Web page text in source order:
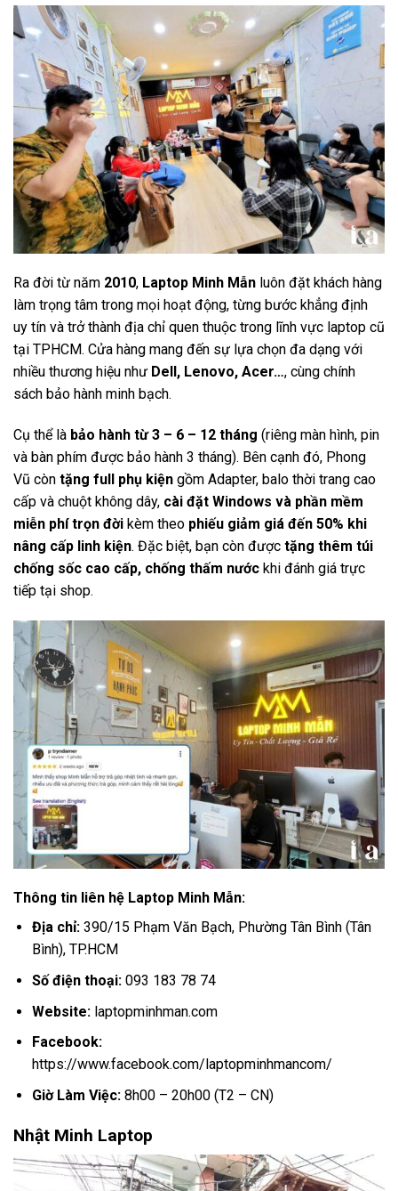
Ra đời từ năm 2010, Laptop Minh Mẫn luôn đặt khách hàng
làm trọng tâm trong mọi hoạt động, từng bước khẳng định
uy tín và trở thành địa chỉ quen thuộc trong lĩnh vực laptop cũ
tại TPHCM. Cửa hàng mang đến sự lựa chọn đa dạng với
nhiều thương hiệu như Dell, Lenovo, Acer…, cùng chính
sách bảo hành minh bạch.
Cụ thể là bảo hành từ 3 – 6 – 12 tháng (riêng màn hình, pin
và bàn phím được bảo hành 3 tháng). Bên cạnh đó, Phong
Vũ còn tặng full phụ kiện gồm Adapter, balo thời trang cao
cấp và chuột không dây, cài đặt Windows và phần mềm
miễn phí trọn đời kèm theo phiếu giảm giá đến 50% khi
nâng cấp linh kiện. Đặc biệt, bạn còn được tặng thêm túi
chống sốc cao cấp, chống thấm nước khi đánh giá trực
tiếp tại shop.
Thông tin liên hệ Laptop Minh Mẫn:
Địa chỉ:390/15 Phạm Văn Bạch, Phường Tân Bình (Tân
Bình), TP.HCM
Số điện thoại: 093 183 78 74
Website: laptopminhman.com
Facebook:
https://www.facebook.com/laptopminhmancom/
Giờ Làm Việc:8h00 – 20h00 (T2 – CN)
Nhật Minh Laptop